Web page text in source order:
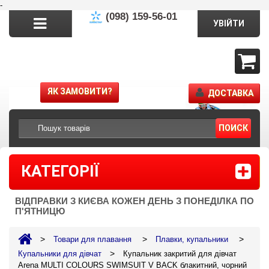
-
(098) 159-56-01
ПОИСК
УВІЙТИ
ЯК ЗАМОВИТИ? ДОСТАВКА
КАТЕГОРІЇ
ВІДПРАВКИ З КИЄВА КОЖЕН ДЕНЬ З ПОНЕДІЛКА ПО
П'ЯТНИЦЮ
> Товари для плавання > Плавки, купальники >
Купальники для дівчат >
Купальник закритий для дівчат
Arena MULTI COLOURS SWIMSUIT V BACK блакитний, чорний